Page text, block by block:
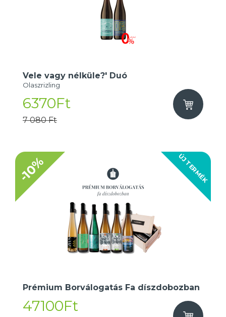
Vele vagy nélküle?' Duó
Olaszrizling
6370Ft
7 080 Ft
ÚJ TERMÉK
-10%
Prémium Borválogatás Fa díszdobozban
47100Ft